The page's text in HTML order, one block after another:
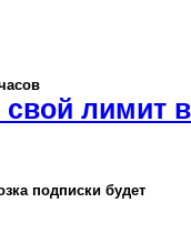
лимит в
подписки будет